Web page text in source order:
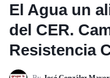
El Agua un
del CER.
Resistencia